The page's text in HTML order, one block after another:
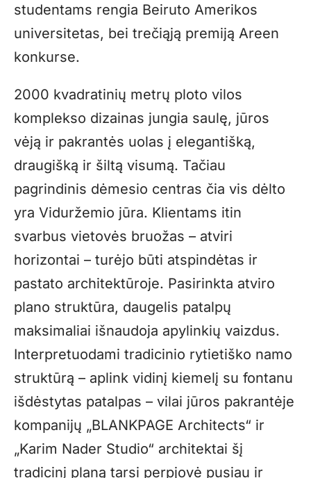
studentams rengia Beiruto Amerikos
universitetas, bei trečiąją premiją Areen
konkurse.
2000 kvadratinių metrų ploto vilos
komplekso dizainas jungia saulę, jūros
vėją ir pakrantės uolas į elegantišką,
draugišką ir šiltą visumą. Tačiau
pagrindinis dėmesio centras čia vis dėlto
yra Viduržemio jūra. Klientams itin
svarbus vietovės bruožas – atviri
horizontai – turėjo būti atspindėtas ir
pastato architektūroje. Pasirinkta atviro
plano struktūra, daugelis patalpų
maksimaliai išnaudoja apylinkių vaizdus.
Interpretuodami tradicinio rytietiško namo
struktūrą – aplink vidinį kiemelį su fontanu
išdėstytas patalpas – vilai jūros pakrantėje
kompanijų „BLANKPAGE Architects“ ir
„Karim Nader Studio“ architektai šį
tradicinį planą tarsi perpjovė pusiau ir